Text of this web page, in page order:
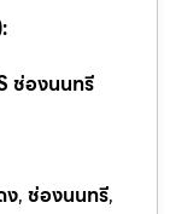
ช่องนนทรี
ง, ช่องนนทรี,